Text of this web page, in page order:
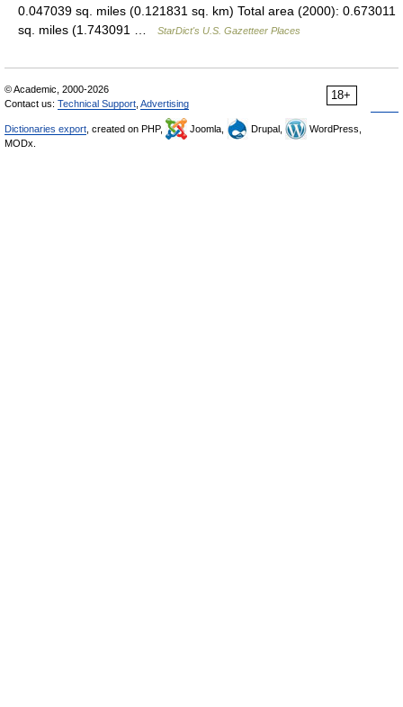
0.047039 sq. miles (0.121831 sq. km) Total area (2000): 0.673011
sq. miles (1.743091 …
StarDict's U.S. Gazetteer Places
18+
© Academic, 2000-2026
Contact us: Technical Support Advertising
Dictionaries export , created on PHP, Joomla, Drupal,
WordPress,
MODx.